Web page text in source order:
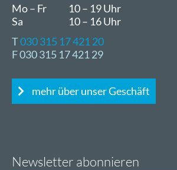
Mo – Fr
10 – 19 Uhr
Sa
10 – 16 Uhr
T030 315 17 421 20
F 030 315 17 421 29
mehr über unser Geschäft
Newsletter abonnieren